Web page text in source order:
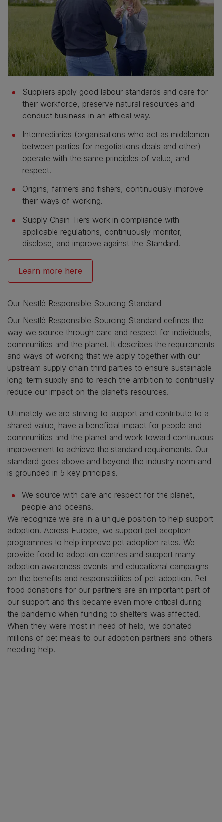
Suppliers apply good labour standards and care for
their workforce, preserve natural resources and
conduct business in an ethical way.
Intermediaries (organisations who act as middlemen
between parties for negotiations deals and other)
operate with the same principles of value, and
respect.
Origins, farmers and fishers, continuously improve
their ways of working.
Supply Chain Tiers work in compliance with
applicable regulations, continuously monitor,
disclose, and improve against the Standard.
Learn more here
Our Nestlé Responsible Sourcing Standard
Our Nestlé Responsible Sourcing Standard defines the
way we source through care and respect for individuals,
communities and the planet. It describes the requirements
and ways of working that we apply together with our
upstream supply chain third parties to ensure sustainable
long-term supply and to reach the ambition to continually
reduce our impact on the planet’s resources.
Ultimately we are striving to support and contribute to a
shared value, have a beneficial impact for people and
communities and the planet and work toward continuous
improvement to achieve the standard requirements. Our
standard goes above and beyond the industry norm and
is grounded in 5 key principals.
We source with care and respect for the planet,
people and oceans.
We recognize we are in a unique position to help support
adoption. Across Europe, we support pet adoption
programmes to help improve pet adoption rates. We
provide food to adoption centres and support many
adoption awareness events and educational campaigns
on the benefits and responsibilities of pet adoption. Pet
food donations for our partners are an important part of
our support and this became even more critical during
the pandemic when funding to shelters was affected.
When they were most in need of help, we donated
millions of pet meals to our adoption partners and others
needing help.